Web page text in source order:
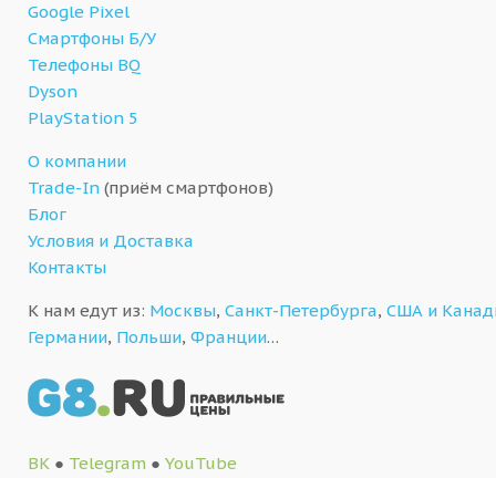
Google Pixel
Смартфоны Б/У
Телефоны BQ
Dyson
PlayStation 5
О компании
Trade-In (приём смартфонов)
Блог
Условия и Доставка
Контакты
К нам едут из: Москвы, Санкт-Петербурга, США и
Германии, Польши, Франции…
ВК ● Telegram ● YouTube